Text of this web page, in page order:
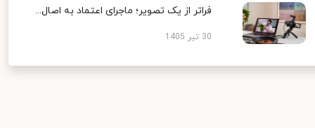
فراتر از یک تصویر؛ ماجرای اعتماد به اصال...
30 تیر 1405